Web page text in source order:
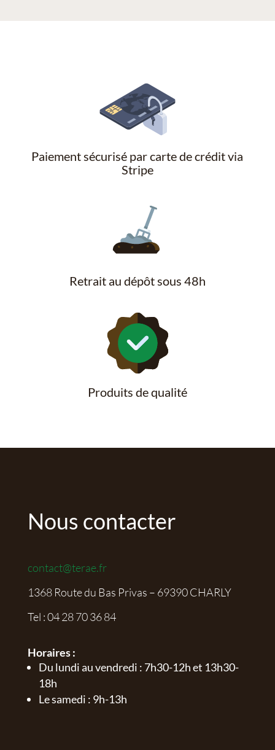
Paiement sécurisé par carte de crédit via
Stripe
Retrait au dépôt sous 48h
Produits de qualité
Nous contacter
contact@terae.fr
1368 Route du Bas Privas – 69390 CHARLY
Tel :04 28 70 36 84
Horaires :
Du lundi au vendredi : 7h30-12h et 13h30-
18h
Le samedi : 9h-13h